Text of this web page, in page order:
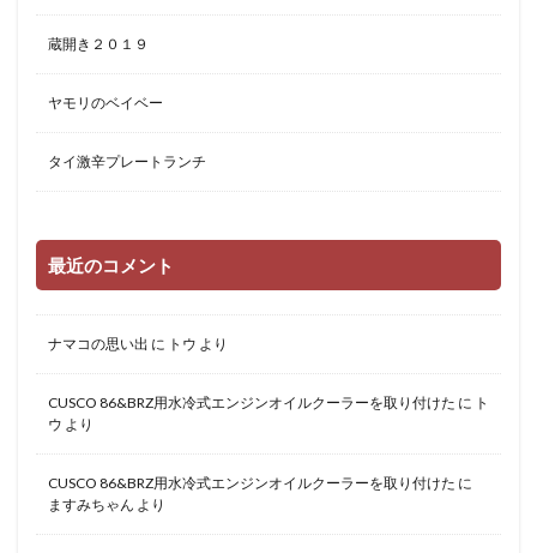
蔵開き２０１９
ヤモリのベイベー
タイ激辛プレートランチ
最近のコメント
ナマコの思い出 に トウ より
CUSCO 86&BRZ用水冷式エンジンオイルクーラーを取り付けた に ト
ウ より
CUSCO 86&BRZ用水冷式エンジンオイルクーラーを取り付けた に
ますみちゃん より